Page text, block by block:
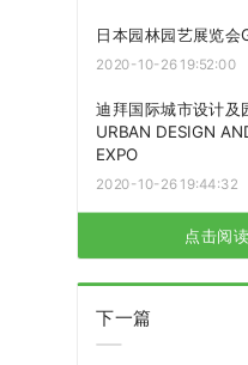
日本园林园艺展览会
2020-10-26 19:52:00
迪拜国际城市设计
URBAN DESIGN
EXPO
2020-10-26 19:44:32
点击阅
下一篇